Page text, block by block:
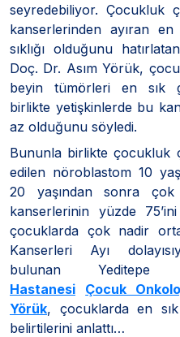
seyredebiliyor. Çocukluk
kanserlerinden ayıran
sıklığı olduğunu
Doç. Dr. Asım Yörük,
beyin tümörleri en sık
birlikte yetişkinlerde bu
az olduğunu söyledi.
Bununla birlikte çocukluk
edilen nöroblastom 10
20 yaşından sonra
kanserlerinin yüzde
çocuklarda çok nadir
Kanserleri Ayı
bulunan Yeditepe
Hastanesi
Çocuk
Yörük, çocuklarda en
belirtilerini anlattı…